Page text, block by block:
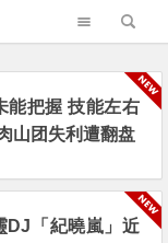
能把握 技能左右
山团失利遭翻盘
DJ「紀曉嵐」近